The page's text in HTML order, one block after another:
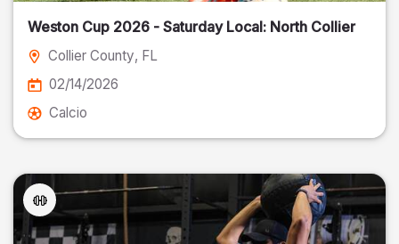
Weston Cup 2026 - Saturday Local: North Collier
Collier County, FL
02/14/2026
Calcio